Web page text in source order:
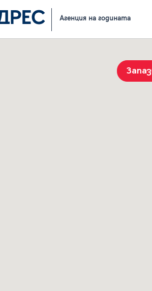
Агенция на годината
Резултати от търсене